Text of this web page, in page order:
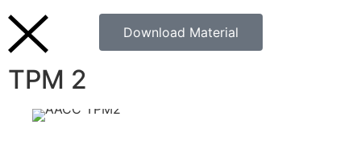
Download Material
TPM 2